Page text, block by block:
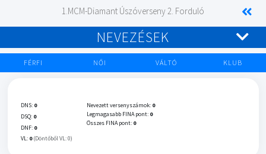
1.MCM-Diamant Úszóverseny 2. Forduló
NEVEZÉSEK
FÉRFI NŐI VÁLTÓ KLUB
DNS: 0
DSQ: 0
DNF: 0
VL: 0 (Döntőből VL: 0)
Nevezett versenyszámok: 0
Legmagasabb FINA pont: 0
Összes FINA pont: 0